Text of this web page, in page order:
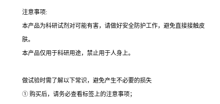
注意事项:
本产品为科研试剂对可能有害，请做好安全防护工作，避免直接接触皮
肤。
本产品仅用于科研用途，禁止用于人身上。
做试验时需了解以下常识，避免产生不必要的损失
① 购买后，请务必查看标签上的注意事项；